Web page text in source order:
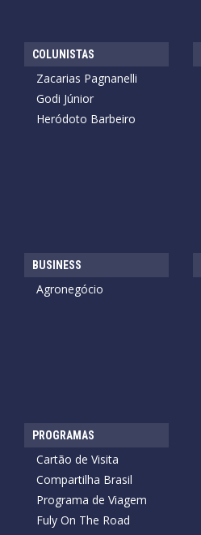
COLUNISTAS
Zacarias Pagnanelli
Godi Júnior
Heródoto Barbeiro
BUSINESS
Agronegócio
PROGRAMAS
Cartão de Visita
Compartilha Brasil
Programa de Viagem
Fuly On The Road